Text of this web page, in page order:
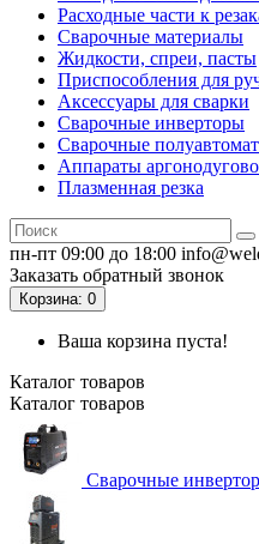
Расходные части к
Сварочные материалы
Жидкости, спреи, пасты
Приспособления для
Аксессуары для сварки
Сварочные инверторы
Сварочные
Аппараты
Плазменная резка
пн-пт 09:00 до 18:00
Заказать обратный звонок
Корзина: 0
Ваша корзина пуста!
Каталог товаров
Каталог товаров
Сварочные